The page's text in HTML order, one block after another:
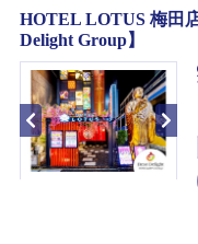
HOTEL LOTUS 梅田
Delight Group】